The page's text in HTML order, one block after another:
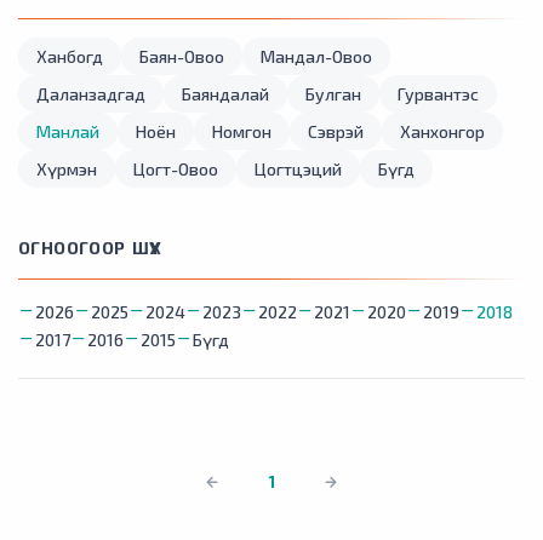
Ханбогд Баян-Овоо
Мандал-Овоо
Даланзадгад
Баяндалай Булган
Гурвантэс
Манлай
Ноён Номгон Сэврэй
Ханхонгор
Хүрмэн
Цогт-Овоо Цогтцэций Бүгд
ОГНООГООР ШҮҮХ
2026 2025 2024 2023 2022 2021 2020 2019
2018
2017
2016 2015 Бүгд
1